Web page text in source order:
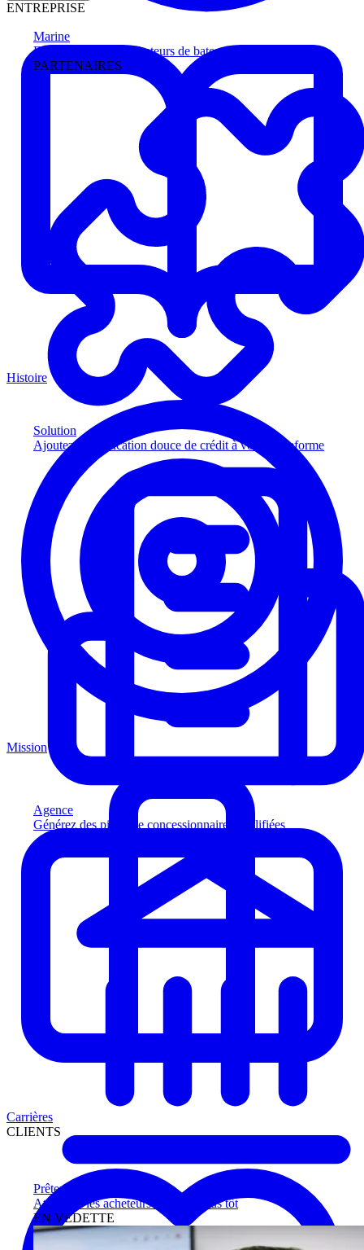
Marine
Faites avancer les acheteurs de bateau
PARTENAIRES
Solution
Ajoutez la vérification douce de crédit à votre plateforme
Agence
Générez des pistes de concessionnaires qualifiées
Prêteurs
Atteignez les acheteurs qualifiés plus tôt
EN VEDETTE
ENTREPRISE
Histoire
Mission
Carrières
CLIENTS